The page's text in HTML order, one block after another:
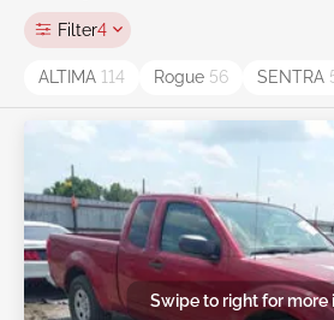
Filter4
ALTIMA 114 Rogue 56 SENTRA
Swipe to right for more